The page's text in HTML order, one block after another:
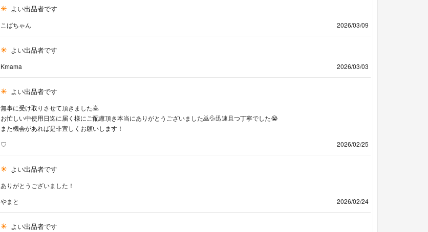
よい出品者です
こばちゃん 2026/03/09
よい出品者です
Kmama 2026/03/03
よい出品者です
無事に受け取りさせて頂きました🙇
お忙しい中使用日迄に届く様にご配慮頂き本当にありがとうございました🙇💦迅速且つ丁寧でした😭
また機会があれば是非宜しくお願いします！
♡
2026/02/25
よい出品者です
ありがとうございました！
やまと
2026/02/24
よい出品者です